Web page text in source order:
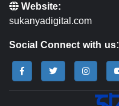
Website:
sukanyadigital.com
Social Connect with us: